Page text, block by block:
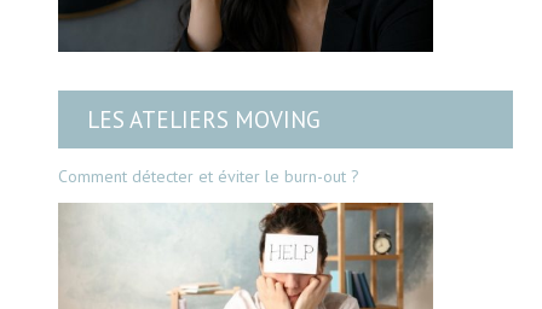
LES ATELIERS MOVING
Comment détecter et éviter le burn-out ?